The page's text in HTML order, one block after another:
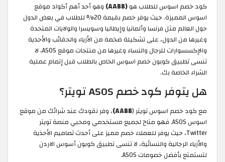
كود خصم اسوس للطلاب هو(AABB)
وهو أحد أهم أكواد موقع
اسوس المميزة. حيث يوفر خصم بقيمة 20% للطلاب في بعض الدول
حول العالم مثل فرنسا وألمانيا وإيطاليا وسويسرا والولايات المتحدة
وغيرها من الدول، على تشكيلة ضخمة من الأزياء والحقائب والأحذية
والإكسسوارات للرجال والنساء وغيرها من منتجات موقع ASOS، لا
تنسى تطبيق كوبون خصم اسوس الخاص بالطلاب قبل إتمام عملية
الشراء الخاصة بك.
هل يتوفر كود خصم ASOS تويتر؟
مع كود خصم اسوس تويتر (AABB) ، وفر نقودك عند شرائك من موقع
اسوس ASOS. فهو متاح لجميع مستخدمي ومحبي منصة تويتر
Twitter، حيث يوفر للعملاء خصم مميز على أحدث تصاميم الأحذية
والأزياء الرجالية والنسائية، لا تنسى تطبيق كوبون أسوس الاردن
لتستمتع بأفضل خصومات ASOS.